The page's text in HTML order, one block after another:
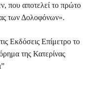
που αποτελεί το πρώτο
των Δολοφόνων».
Εκδόσεις Επίμετρο το
της Κατερίνας